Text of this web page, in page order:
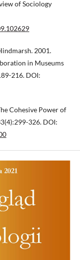
of Sociology
2001.
in Museums
216. DOI:
Cohesive Power of
326. DOI: